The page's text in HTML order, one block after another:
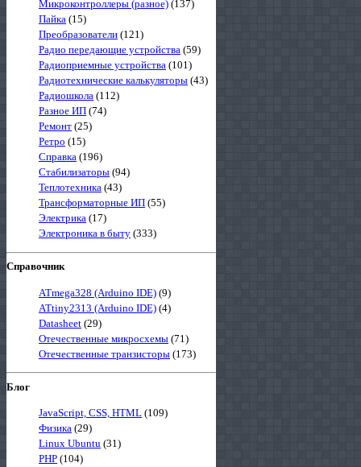
Микроконтроллеры (разное) (137)
Пайка (15)
Преобразователи (121)
Радио передающие устройства (59)
Радиоприемные устройства (101)
Радиотехнические калькуляторы (43)
Радиошкола (112)
Разное ИП (74)
Ремонт (25)
Ретро (15)
Справка (196)
Стабилизаторы (94)
Теплотехника (43)
Трансформаторные ИП (55)
Электрика (17)
Электроника в быту (333)
Справочник
ATmega328 (Arduino IDE) (9)
ATtiny2313 (Arduino IDE) (4)
Datasheet (29)
Отечественные микросхемы (71)
Отечественные транзисторы (173)
Блог
JavaScript, CSS, HTML (109)
Физика (29)
Linux Ubuntu (31)
PHP (104)